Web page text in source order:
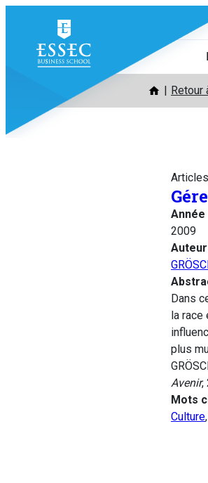
contenu
Retour
Articles
Année
2009
Dans
la race
plus
Avenir,
Mots
Culture,